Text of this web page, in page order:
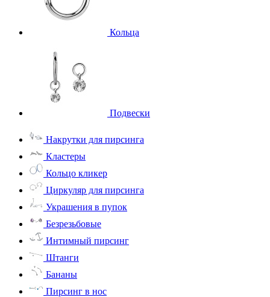
Кольца
Подвески
Накрутки для пирсинга
Кластеры
Кольцо кликер
Циркуляр для пирсинга
Украшения в пупок
Безрезьбовые
Интимный пирсинг
Штанги
Бананы
Пирсинг в нос